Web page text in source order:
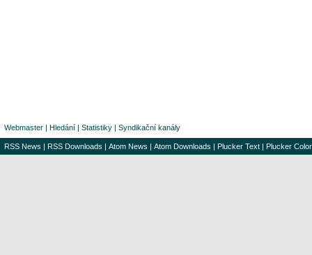
Webmaster | Hledání | Statistiky | Syndikační kanály
RSS News | RSS Downloads | Atom News | Atom Downloads | Plucker Text | Plucker Color